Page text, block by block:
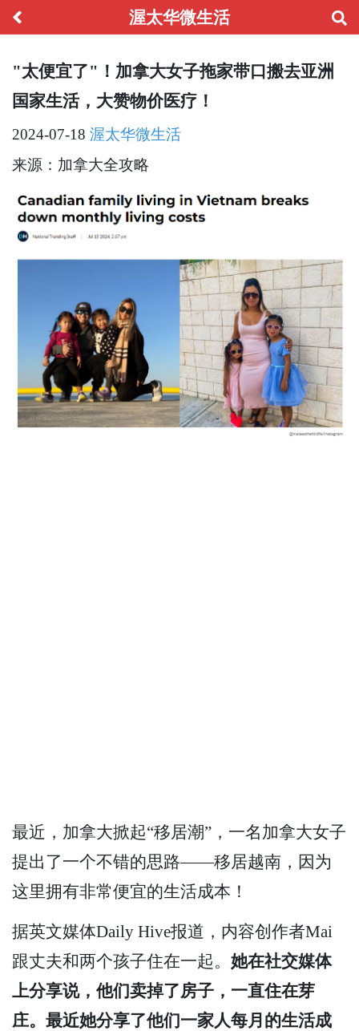
渥太华微生活
"太便宜了"！加拿大女子拖家带口搬去亚洲
国家生活，大赞物价医疗！
2024-07-18 渥太华微生活
来源：加拿大全攻略
最近，加拿大掀起“移居潮”，一名加拿大女子
提出了一个不错的思路——移居越南，因为
这里拥有非常便宜的生活成本！
据英文媒体Daily Hive报道，内容创作者Mai
跟丈夫和两个孩子住在一起。 她在社交媒体
上分享说，他们卖掉了房子，一直住在芽
庄。最近她分享了他们一家人每月的生活成